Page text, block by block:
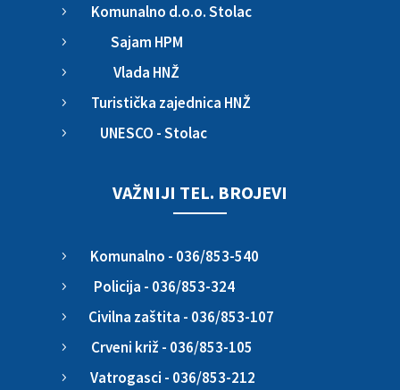
5 Komunalno d.o.o. Stolac
5 Sajam HPM
5 Vlada HNŽ
5 Turistička zajednica HNŽ
5 UNESCO - Stolac
VAŽNIJI TEL. BROJEVI
5 Komunalno - 036/853-540
5 Policija - 036/853-324
5 Civilna zaštita - 036/853-107
5 Crveni križ - 036/853-105
5 Vatrogasci - 036/853-212